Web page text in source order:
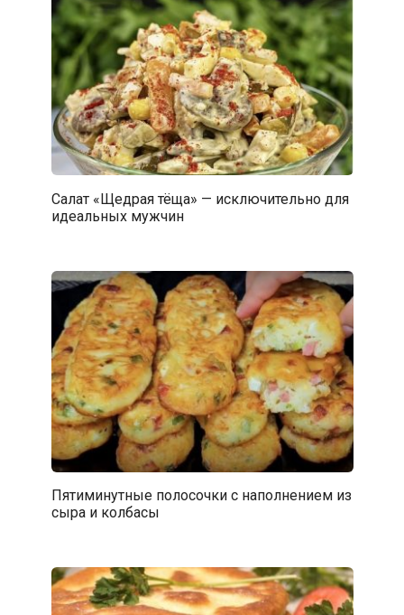
Салат «Щедрая тёща» — исключительно для
идеальных мужчин
Пятиминутные полосочки с наполнением из
сыра и колбасы